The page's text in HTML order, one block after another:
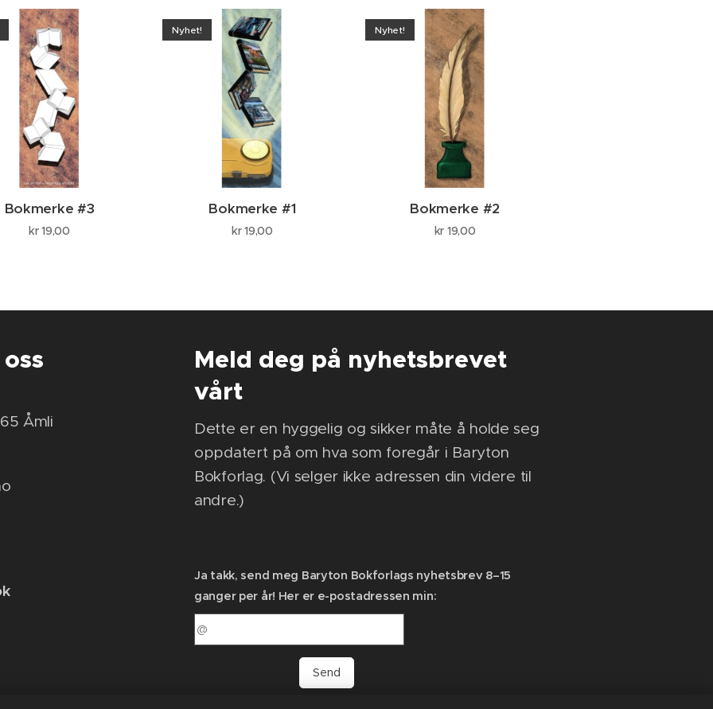
Bokmerke #3
kr19,00
Bokmerke #1
Nyhet!
kr19,00
Bokmerke #2
Nyhet!
kr 19,00
Åmli
Meld deg på nyhetsbrevet
vårt
Dette er en hyggelig og sikker måte å holde seg
oppdatert på om hva som foregår i Baryton
Bokforlag. (Vi selger ikke adressen din videre til
andre.)
Ja takk, send meg Baryton Bokforlags nyhetsbrev 8–15
ganger per år! Her er e-postadressen min:
Send